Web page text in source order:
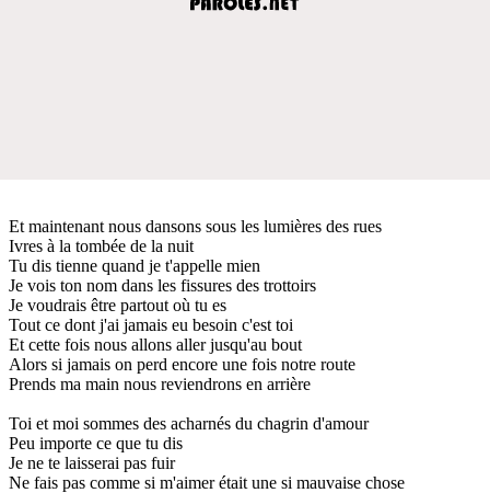
Et maintenant nous dansons sous les lumières des rues
Ivres à la tombée de la nuit
Tu dis tienne quand je t'appelle mien
Je vois ton nom dans les fissures des trottoirs
Je voudrais être partout où tu es
Tout ce dont j'ai jamais eu besoin c'est toi
Et cette fois nous allons aller jusqu'au bout
Alors si jamais on perd encore une fois notre route
Prends ma main nous reviendrons en arrière
Toi et moi sommes des acharnés du chagrin d'amour
Peu importe ce que tu dis
Je ne te laisserai pas fuir
Ne fais pas comme si m'aimer était une si mauvaise chose